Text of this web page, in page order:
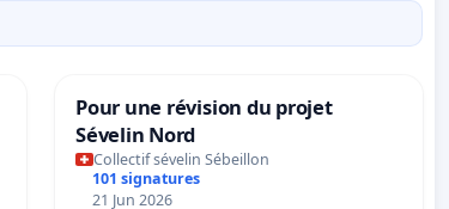
Pour une révision du projet
Sévelin Nord
Collectif sévelin Sébeillon
101 signatures
21 Jun 2026